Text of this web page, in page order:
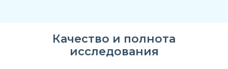
Качество и полнота
исследования